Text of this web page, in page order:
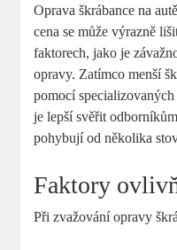
Oprava škrábance na
cena se může výrazně
faktorech, jako je
opravy. Zatímco menší
pomocí
je lepší svěřit
pohybují od několika
Faktory
Při zvažování opravy